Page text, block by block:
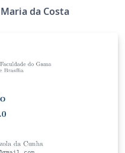
da Costa